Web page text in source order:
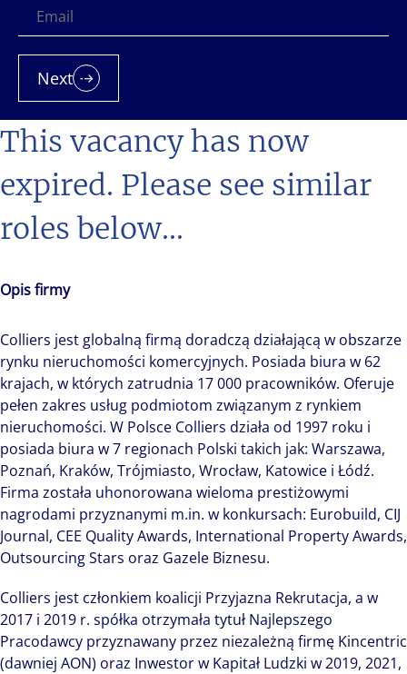
This vacancy has now
expired. Please see similar
roles below...
Opis firmy
Colliers jest globalną firmą doradczą działającą w obszarze
rynku nieruchomości komercyjnych. Posiada biura w 62
krajach, w których zatrudnia 17 000 pracowników. Oferuje
pełen zakres usług podmiotom związanym z rynkiem
nieruchomości. W Polsce Colliers działa od 1997 roku i
posiada biura w 7 regionach Polski takich jak: Warszawa,
Poznań, Kraków, Trójmiasto, Wrocław, Katowice i Łódź.
Firma została uhonorowana wieloma prestiżowymi
nagrodami przyznanymi m.in. w konkursach: Eurobuild, CIJ
Journal, CEE Quality Awards, International Property Awards,
Outsourcing Stars oraz Gazele Biznesu.
Colliers jest członkiem koalicji Przyjazna Rekrutacja, a w
2017 i 2019 r. spółka otrzymała tytuł Najlepszego
Pracodawcy przyznawany przez niezależną firmę Kincentric
(dawniej AON) oraz Inwestor w Kapitał Ludzki w 2019, 2021,
Next